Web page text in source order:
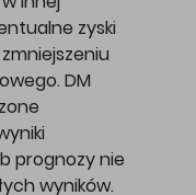
zyski
DM
prognozy nie
wyników.